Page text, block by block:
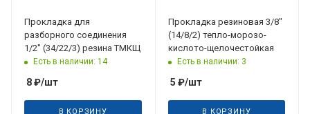
Прокладка для
разборного соединения
1/2" (34/22/3) резина ТМКЩ
Есть в наличии: 14
8₽/шт
В КОРЗИНУ
Прокладка резиновая 3/8"
(14/8/2) тепло-морозо-
кислото-щелочестойкая
Есть в наличии: 3
5 ₽/шт
В КОРЗИНУ